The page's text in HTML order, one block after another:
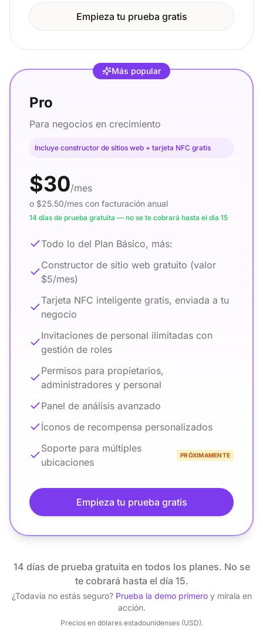
Empieza tu prueba gratis
Más popular
Pro
Para negocios en crecimiento
Incluye constructor de sitios web + tarjeta NFC gratis
$30/mes
o $25.50/mes con facturación anual
14 días de prueba gratuita — no se te cobrará hasta el día 15
Todo lo del Plan Básico, más:
Constructor de sitio web gratuito (valor
$5/mes)
Tarjeta NFC inteligente gratis, enviada a tu
negocio
Invitaciones de personal ilimitadas con
gestión de roles
Permisos para propietarios,
administradores y personal
Panel de análisis avanzado
Íconos de recompensa personalizados
Soporte para múltiples
ubicaciones
PRÓXIMAMENTE
Empieza tu prueba gratis
14 días de prueba gratuita en todos los planes. No se
te cobrará hasta el día 15.
¿Todavía no estás seguro? Prueba la demo primeroy mírala en
acción.
Precios en dólares estadounidenses (USD).